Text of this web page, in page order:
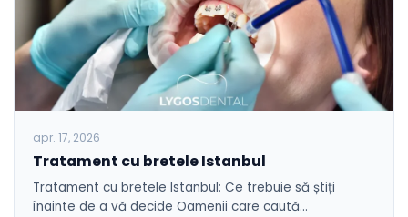
apr. 17, 2026
Tratament cu bretele Istanbul
Tratament cu bretele Istanbul: Ce trebuie să știți
înainte de a vă decide Oamenii care caută…